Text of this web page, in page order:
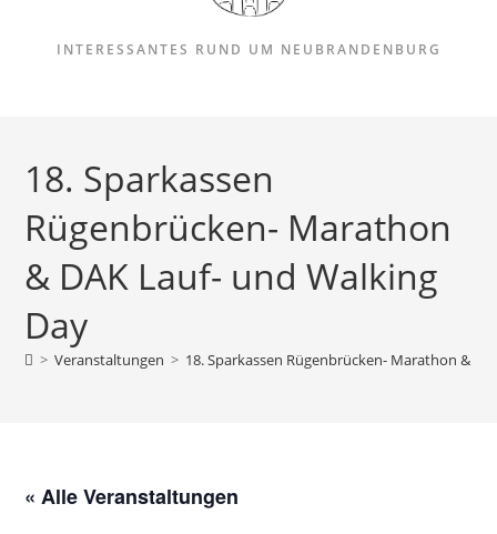
INTERESSANTES RUND UM NEUBRANDENBURG
18. Sparkassen
Rügenbrücken- Marathon
& DAK Lauf- und Walking
Day
> Veranstaltungen > 18. Sparkassen Rügenbrücken- Marathon &
« Alle Veranstaltungen